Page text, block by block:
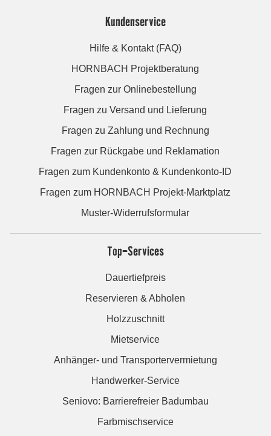
Kundenservice
Hilfe & Kontakt (FAQ)
HORNBACH Projektberatung
Fragen zur Onlinebestellung
Fragen zu Versand und Lieferung
Fragen zu Zahlung und Rechnung
Fragen zur Rückgabe und Reklamation
Fragen zum Kundenkonto & Kundenkonto-ID
Fragen zum HORNBACH Projekt-Marktplatz
Muster-Widerrufsformular
Top-Services
Dauertiefpreis
Reservieren & Abholen
Holzzuschnitt
Mietservice
Anhänger- und Transportervermietung
Handwerker-Service
Seniovo: Barrierefreier Badumbau
Farbmischservice